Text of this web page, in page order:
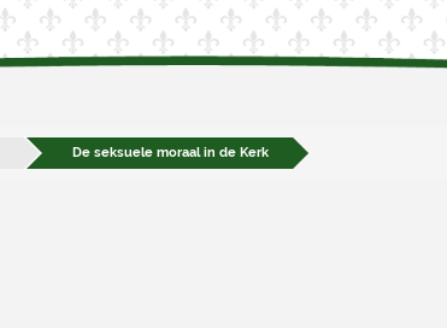
De seksuele moraal in de Kerk